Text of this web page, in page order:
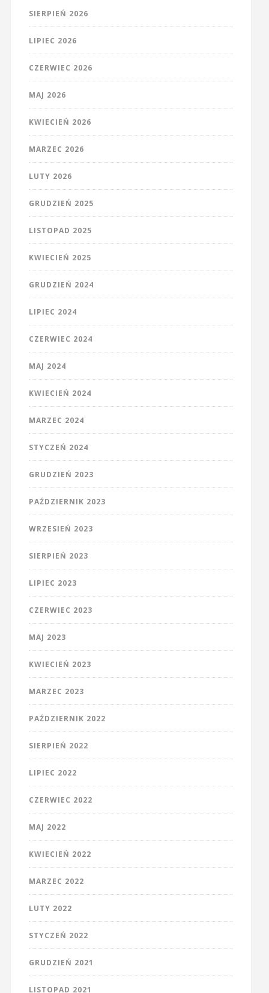
SIERPIEŃ 2026
LIPIEC 2026
CZERWIEC 2026
MAJ 2026
KWIECIEŃ 2026
MARZEC 2026
LUTY 2026
GRUDZIEŃ 2025
LISTOPAD 2025
KWIECIEŃ 2025
GRUDZIEŃ 2024
LIPIEC 2024
CZERWIEC 2024
MAJ 2024
KWIECIEŃ 2024
MARZEC 2024
STYCZEŃ 2024
GRUDZIEŃ 2023
PAŹDZIERNIK 2023
WRZESIEŃ 2023
SIERPIEŃ 2023
LIPIEC 2023
CZERWIEC 2023
MAJ 2023
KWIECIEŃ 2023
MARZEC 2023
PAŹDZIERNIK 2022
SIERPIEŃ 2022
LIPIEC 2022
CZERWIEC 2022
MAJ 2022
KWIECIEŃ 2022
MARZEC 2022
LUTY 2022
STYCZEŃ 2022
GRUDZIEŃ 2021
LISTOPAD 2021